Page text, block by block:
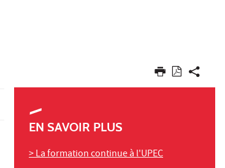
EN SAVOIR PLUS
> La formation continue à l'UPEC